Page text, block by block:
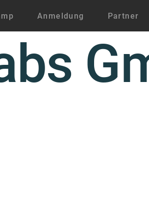
Anmeldung Partner